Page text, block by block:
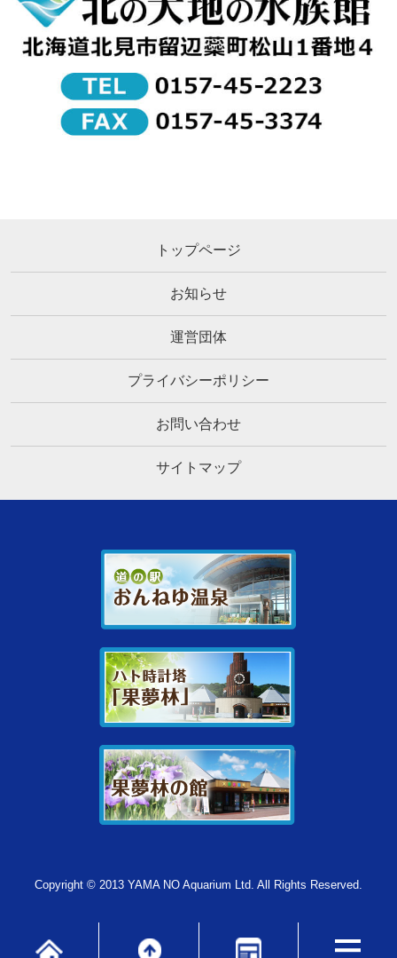
トップページ
お知らせ
運営団体
プライバシーポリシー
お問い合わせ
サイトマップ
Copyright © 2013 YAMA NO Aquarium Ltd. All Rights Reserved.